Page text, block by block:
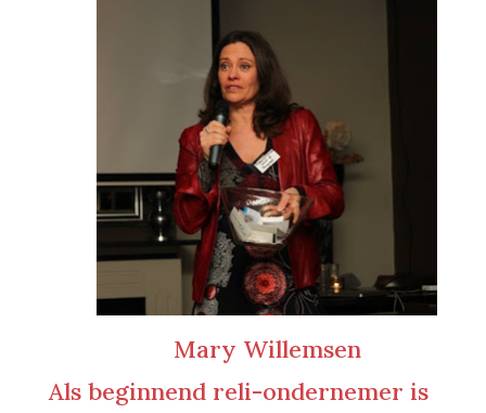
Mary Willemsen
Als beginnend reli-ondernemer is